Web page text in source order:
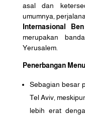
asal dan
umumnya,
Internasional
merupakan
Yerusalem.
Penerbangan
Sebagian besar
Tel Aviv,
lebih erat